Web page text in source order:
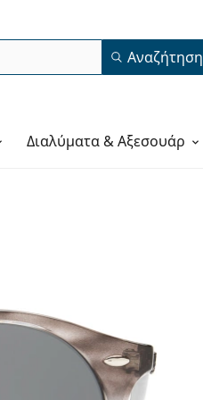
Αναζήτηση
Διαλύματα & Αξεσουάρ